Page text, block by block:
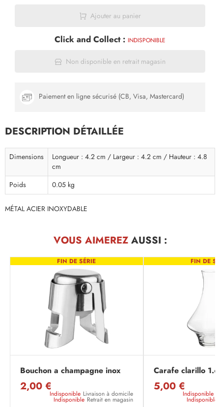
Ajouter au panier
Click and Collect : INDISPONIBLE
Non disponible en retrait magasin
Paiement en ligne sécurisé (CB, Visa, Mastercard)
DESCRIPTION DÉTAILLÉE
Dimensions
Longueur : 4.2 cm / Largeur : 4.2 cm / Hauteur : 4.8
cm
Poids
0.05 kg
MÉTAL ACIER INOXYDABLE
VOUS AIMEREZAUSSI :
FIN DE SÉRIE
Bouchon a champagne inox
2,00 €
Indisponible Livraison à domicile
Indisponible Retrait en magasin
FIN DE
Carafe clarillo
5,00 €
Indisponible
Indisponible